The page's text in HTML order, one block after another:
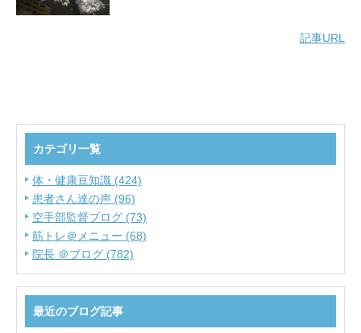
記事URL
カテゴリ一覧
体・健康豆知識 (424)
患者さん達の声 (96)
空手部監督ブログ (73)
筋トレ＠メニュー (68)
院長 ＠ブログ (782)
最近のブログ記事